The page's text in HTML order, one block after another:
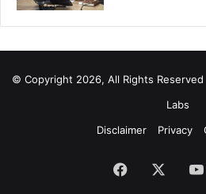
© Copyright 2026, All Rights
Labs
Disclaimer
Privacy
Facebook